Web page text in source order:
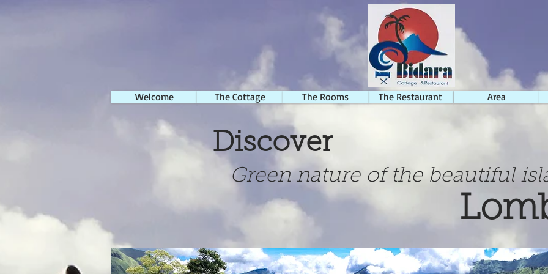
selamat datang Tentang Pondok fasilitas kamar Restoran LIngkungan
Discover
Green nature of the beautiful
Welcome The Cottage The Restaurant
The Rooms Area